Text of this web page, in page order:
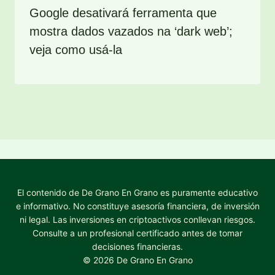
Google desativará ferramenta que
mostra dados vazados na ‘dark web’;
veja como usá-la
El contenido de De Grano En Grano es puramente educativo
e informativo. No constituye asesoría financiera, de inversión
ni legal. Las inversiones en criptoactivos conllevan riesgos.
Consulte a un profesional certificado antes de tomar
decisiones financieras.
© 2026 De Grano En Grano